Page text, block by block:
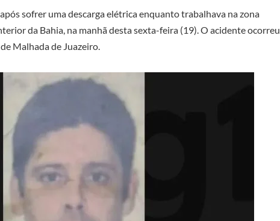
sofrer uma descarga elétrica enquanto trabalhava na zona
da Bahia, na manhã desta sexta-feira (19). O acidente ocorreu
Malhada de Juazeiro.